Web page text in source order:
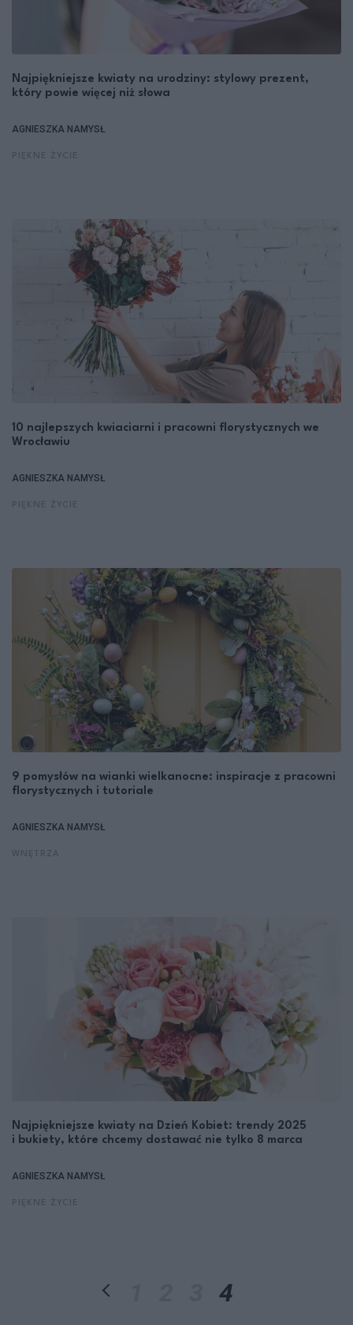
Najpiękniejsze kwiaty na urodziny: stylowy prezent,
który powie więcej niż słowa
AGNIESZKA NAMYSŁ
10 najlepszych kwiaciarni i pracowni florystycznych we
Wrocławiu
AGNIESZKA NAMYSŁ
9 pomysłów na wianki wielkanocne: inspiracje z pracowni
florystycznych i tutoriale
AGNIESZKA NAMYSŁ
Najpiękniejsze kwiaty na Dzień Kobiet: trendy 2025
i bukiety, które chcemy dostawać nie tylko 8 marca
AGNIESZKA NAMYSŁ
4